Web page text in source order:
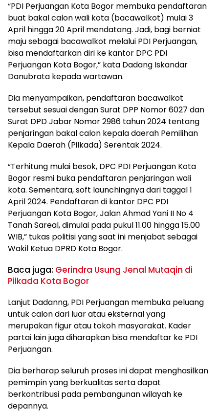
“PDI Perjuangan Kota Bogor membuka pendaftaran
buat bakal calon wali kota (bacawalkot) mulai 3
April hingga 20 April mendatang. Jadi, bagi berniat
maju sebagai bacawalkot melalui PDI Perjuangan,
bisa mendaftarkan diri ke kantor DPC PDI
Perjuangan Kota Bogor,” kata Dadang Iskandar
Danubrata kepada wartawan.
Dia menyampaikan, pendaftaran bacawalkot
tersebut sesuai dengan Surat DPP Nomor 6027 dan
Surat DPD Jabar Nomor 2986 tahun 2024 tentang
penjaringan bakal calon kepala daerah Pemilihan
Kepala Daerah (Pilkada) Serentak 2024.
“Terhitung mulai besok, DPC PDI Perjuangan Kota
Bogor resmi buka pendaftaran penjaringan wali
kota. Sementara, soft launchingnya dari taggal 1
April 2024. Pendaftaran di kantor DPC PDI
Perjuangan Kota Bogor, Jalan Ahmad Yani II No 4
Tanah Sareal, dimulai pada pukul 11.00 hingga 15.00
WIB,” tukas politisi yang saat ini menjabat sebagai
Wakil Ketua DPRD Kota Bogor.
Baca juga: Gerindra Usung Jenal Mutaqin di
Pilkada Kota Bogor
Lanjut Dadanng, PDI Perjuangan membuka peluang
untuk calon dari luar atau eksternal yang
merupakan figur atau tokoh masyarakat. Kader
partai lain juga diharapkan bisa mendaftar ke PDI
Perjuangan.
Dia berharap seluruh proses ini dapat menghasilkan
pemimpin yang berkualitas serta dapat
berkontribusi pada pembangunan wilayah ke
depannya.